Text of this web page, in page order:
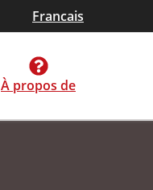
À propos de
Francais